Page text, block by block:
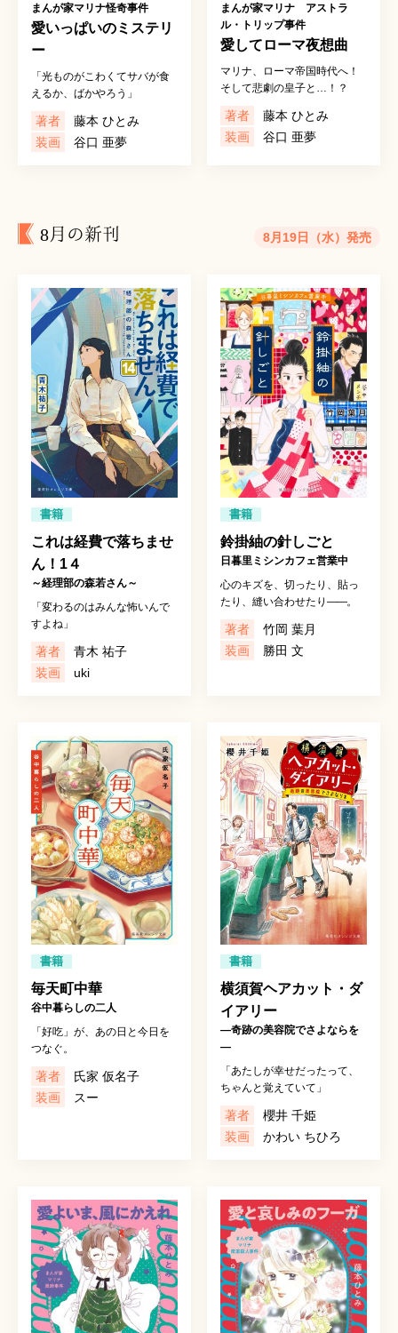
まんが家マリナ怪奇事件
愛いっぱいのミステリ
ー
「光ものがこわくてサバが食
えるか、ばかやろう」
著者
藤本 ひとみ
装画
谷口 亜夢
まんが家マリナ アストラ
ル・トリップ事件
愛してローマ夜想曲
マリナ、ローマ帝国時代へ！
そして悲劇の皇子と…！？
著者
藤本 ひとみ
装画
谷口 亜夢
8月の新刊 8月19日（水）発売
書籍
これは経費で落ちませ
ん！1４
～経理部の森若さん～
「変わるのはみんな怖いんで
すよね」
著者
青木 祐子
装画
uki
書籍
鈴掛紬の針しごと
日暮里ミシンカフェ営業中
心のキズを、切ったり、貼っ
たり、縫い合わせたり ――。
著者
竹岡 葉月
装画
勝田 文
書籍
毎天町中華
谷中暮らしの二人
「好吃」が、あの日と今日を
つなぐ。
著者
氏家 仮名子
装画
スー
書籍
横須賀ヘアカット・ダ
イアリー
―奇跡の美容院でさよならを
―
「あたしが幸せだったって、
ちゃんと覚えていて」
著者
櫻井 千姫
装画
かわい ちひろ